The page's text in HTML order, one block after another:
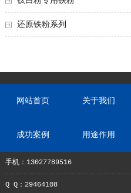
还原铁粉系列
网站首页 关于我们
成功案例 用途作用
手机：13027789516
Q Q：29464108